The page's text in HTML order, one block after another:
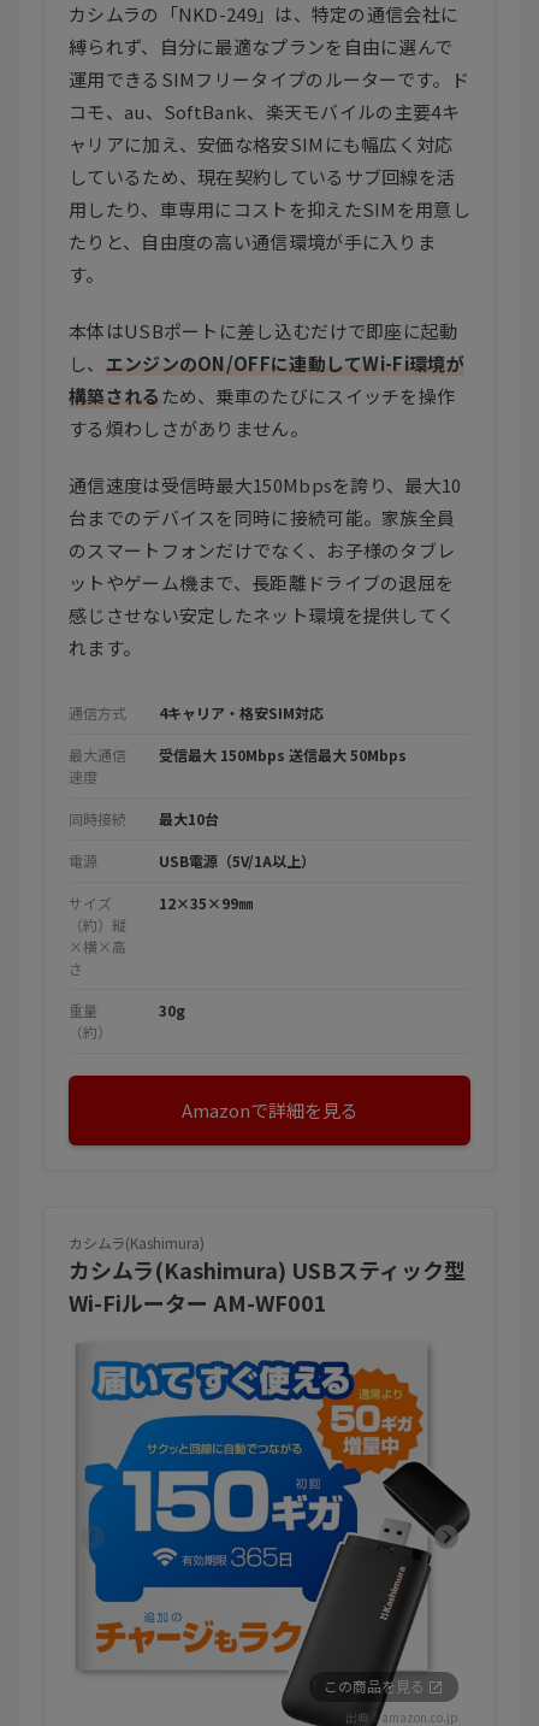
カシムラの「NKD-249」は、特定の通信会社に
縛られず、自分に最適なプランを自由に選んで
運用できるSIMフリータイプのルーターです。ド
コモ、au、SoftBank、楽天モバイルの主要4キ
ャリアに加え、安価な格安SIMにも幅広く対応
しているため、現在契約しているサブ回線を活
用したり、車専用にコストを抑えたSIMを用意し
たりと、自由度の高い通信環境が手に入りま
す。
本体はUSBポートに差し込むだけで即座に起動
し、 エンジンのON/OFFに連動してWi-Fi環境が
構築されるため、乗車のたびにスイッチを操作
する煩わしさがありません。
通信速度は受信時最大150Mbpsを誇り、最大10
台までのデバイスを同時に接続可能。家族全員
のスマートフォンだけでなく、お子様のタブレ
ットやゲーム機まで、長距離ドライブの退屈を
感じさせない安定したネット環境を提供してく
れます。
通信方式 4キャリア・格安SIM対応
最大通信
速度
受信最大 150Mbps 送信最大 50Mbps
同時接続 最大10台
電源 USB電源（5V/1A以上）
サイズ
（約）縦
×横×高
さ
12×35×99㎜
重量
（約）
30g
Amazonで詳細を見る
カシムラ(Kashimura)
カシムラ(Kashimura) USBスティック型
Wi-Fiルーター AM-WF001
この商品を見る
出典：amazon.co.jp